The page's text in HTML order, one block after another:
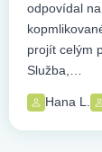
odpovídal
projít celým
Služba,…
Hana L.